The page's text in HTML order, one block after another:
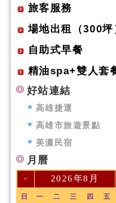
旅客服務
場地出租（300坪
自助式早餐
精油spa+雙人套
好站連結
高雄捷運
高雄市旅遊景點
美濃民宿
月曆
< 2026年8月
日 一 二 三 四 五